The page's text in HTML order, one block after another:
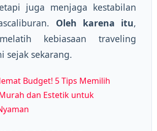
juga menjaga kestabilan
Oleh karena itu,
kebiasaan traveling
sejak sekarang.
Budget! 5 Tips Memilih
dan Estetik untuk